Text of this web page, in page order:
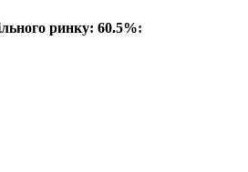
ринку: 60.5%: